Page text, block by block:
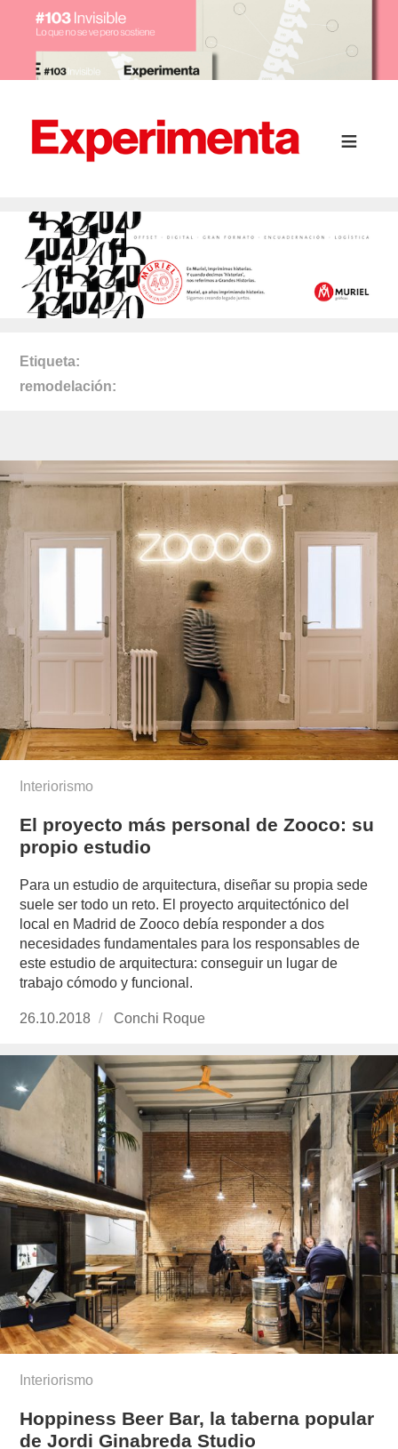
Etiqueta
remodelación
Interiorismo
El proyecto más personal de Zooco: su
propio estudio
Para un estudio de arquitectura, diseñar su propia sede
suele ser todo un reto. El proyecto arquitectónico del
local en Madrid de Zooco debía responder a dos
necesidades fundamentales para los responsables de
este estudio de arquitectura: conseguir un lugar de
trabajo cómodo y funcional.
Publicado
26.10.2018
https://www.experimenta.es/author/conchi-
Conchi Roque
Interiorismo
Hoppiness Beer Bar, la taberna popular
de Jordi Ginabreda Studio